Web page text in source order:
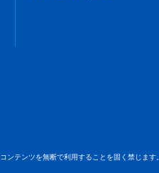
ンテンツを無断で利用することを固く禁じます。